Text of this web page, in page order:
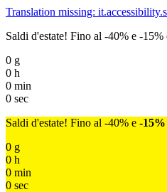
Translation missing:
Saldi d'estate! Fino al -40% e -
0 g
0 h
0 min
0 sec
Saldi d'estate! Fino al -40% e -
0 g
0 h
0 min
0 sec